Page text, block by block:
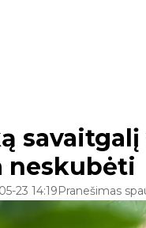
neskubėti
23 14:19Pranešimas